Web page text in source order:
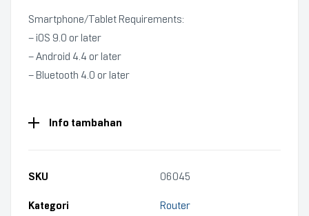
Smartphone/Tablet Requirements:
– iOS 9.0 or later
– Android 4.4 or later
– Bluetooth 4.0 or later
Info tambahan
SKU 06045
Kategori Router